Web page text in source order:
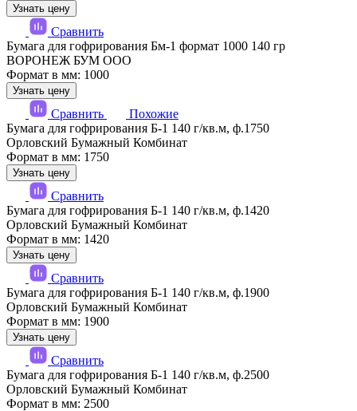
Узнать цену
Сравнить
Бумага для гофрирования Бм-1 формат 1000 140 гр
ВОРОНЕЖ БУМ ООО
Формат в мм: 1000
Узнать цену
Сравнить
Похожие
Бумага для гофрирования Б-1 140 г/кв.м, ф.1750
Орловский Бумажный Комбинат
Формат в мм: 1750
Узнать цену
Сравнить
Бумага для гофрирования Б-1 140 г/кв.м, ф.1420
Орловский Бумажный Комбинат
Формат в мм: 1420
Узнать цену
Сравнить
Бумага для гофрирования Б-1 140 г/кв.м, ф.1900
Орловский Бумажный Комбинат
Формат в мм: 1900
Узнать цену
Сравнить
Бумага для гофрирования Б-1 140 г/кв.м, ф.2500
Орловский Бумажный Комбинат
Формат в мм: 2500